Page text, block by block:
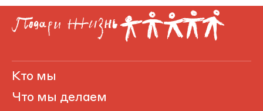
Кто мы
Что мы делаем